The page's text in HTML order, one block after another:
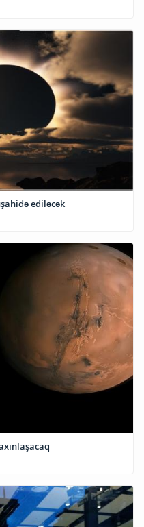
ediləcək